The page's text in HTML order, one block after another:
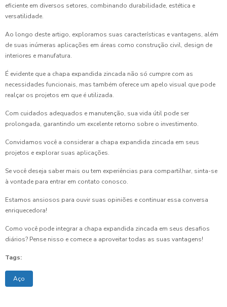
eficiente em diversos setores, combinando durabilidade, estética e
versatilidade.
Ao longo deste artigo, exploramos suas características e vantagens, além
de suas inúmeras aplicações em áreas como construção civil, design de
interiores e manufatura.
É evidente que a chapa expandida zincada não só cumpre com as
necessidades funcionais, mas também oferece um apelo visual que pode
realçar os projetos em que é utilizada.
Com cuidados adequados e manutenção, sua vida útil pode ser
prolongada, garantindo um excelente retorno sobre o investimento.
Convidamos você a considerar a chapa expandida zincada em seus
projetos e explorar suas aplicações.
Se você deseja saber mais ou tem experiências para compartilhar, sinta-se
à vontade para entrar em contato conosco.
Estamos ansiosos para ouvir suas opiniões e continuar essa conversa
enriquecedora!
Como você pode integrar a chapa expandida zincada em seus desafios
diários? Pense nisso e comece a aproveitar todas as suas vantagens!
Tags:
Aço